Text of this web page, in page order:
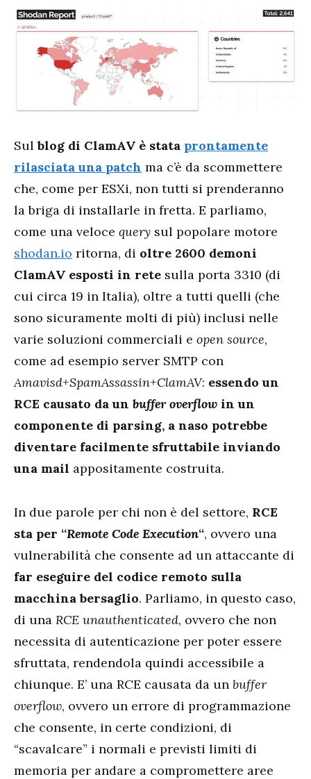
Sulblog di ClamAV è stata prontamente
rilasciata una patch ma c’è da scommettere
che, come per ESXi, non tutti si prenderanno
la briga di installarle in fretta. E parliamo,
come una veloce query sul popolare motore
shodan.io ritorna, di oltre 2600 demoni
ClamAV esposti in rete sulla porta 3310 (di
cui circa 19 in Italia), oltre a tutti quelli (che
sono sicuramente molti di più) inclusi nelle
varie soluzioni commerciali e open source,
come ad esempio server SMTP con
Amavisd+SpamAssassin+ClamAV: essendo un
RCE causato da un buffer overflow in un
componente di parsing, a naso potrebbe
diventare facilmente sfruttabile inviando
una mail appositamente costruita.
In due parole per chi non è del settore, RCE
sta per “Remote Code Execution“, ovvero una
vulnerabilità che consente ad un attaccante di
far eseguire del codice remoto sulla
macchina bersaglio. Parliamo, in questo caso,
di una RCE unauthenticated, ovvero che non
necessita di autenticazione per poter essere
sfruttata, rendendola quindi accessibile a
chiunque. E’ una RCE causata da un buffer
overflow, ovvero un errore di programmazione
che consente, in certe condizioni, di
“scavalcare” i normali e previsti limiti di
memoria per andare a compromettere aree